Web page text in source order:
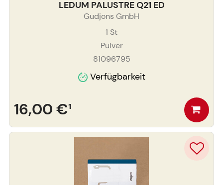
LEDUM PALUSTRE Q21 ED
Gudjons GmbH
1 St
Pulver
81096795
Verfügbarkeit
16,00 €¹